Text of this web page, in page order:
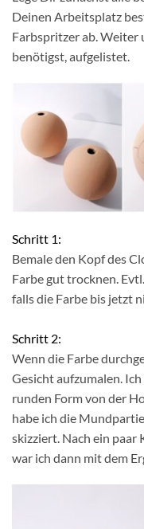
Deinen Arbeitsplatz
Farbspritzer ab. Weiter
benötigst, aufgelistet.
Schritt 1:
Bemale den Kopf des
Farbe gut trocknen.
falls die Farbe bis jetzt
Schritt 2:
Wenn die Farbe
Gesicht aufzumalen.
runden Form von der
habe ich die
skizziert. Nach ein
war ich dann mit dem